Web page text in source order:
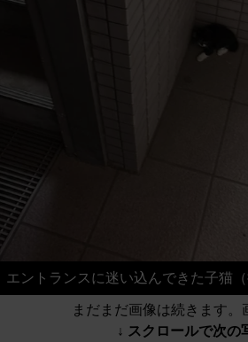
エントランスに迷い込んできた子猫（
まだまだ画像は続きます。
↓ スクロールで次の